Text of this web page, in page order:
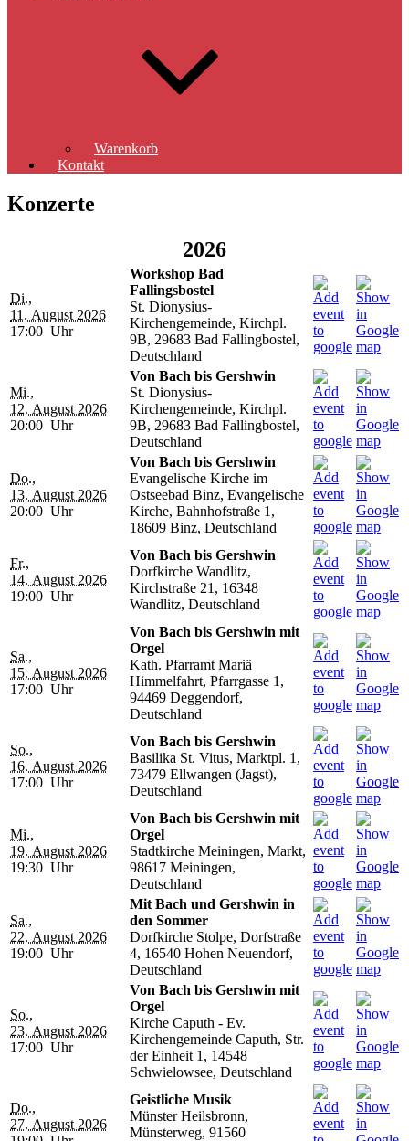
Warenkorb
Kontakt
Konzerte
2026
Di.,
11. August 2026
17:00 Uhr
Workshop Bad
Fallingsbostel
St. Dionysius-
Kirchengemeinde, Kirchpl.
9B, 29683 Bad Fallingbostel,
Deutschland
Mi.,
12. August 2026
20:00 Uhr
Von Bach bis Gershwin
St. Dionysius-
Kirchengemeinde, Kirchpl.
9B, 29683 Bad Fallingbostel,
Deutschland
Do.,
13. August 2026
20:00 Uhr
Von Bach bis Gershwin
Evangelische Kirche im
Ostseebad Binz, Evangelische
Kirche, Bahnhofstraße 1,
18609 Binz, Deutschland
Fr.,
14. August 2026
19:00 Uhr
Von Bach bis Gershwin
Dorfkirche Wandlitz,
Kirchstraße 21, 16348
Wandlitz, Deutschland
Sa.,
15. August 2026
17:00 Uhr
Von Bach bis Gershwin mit
Orgel
Kath. Pfarramt Mariä
Himmelfahrt, Pfarrgasse 1,
94469 Deggendorf,
Deutschland
So.,
16. August 2026
17:00 Uhr
Von Bach bis Gershwin
Basilika St. Vitus, Marktpl. 1,
73479 Ellwangen (Jagst),
Deutschland
Mi.,
19. August 2026
19:30 Uhr
Von Bach bis Gershwin mit
Orgel
Stadtkirche Meiningen, Markt,
98617 Meiningen,
Deutschland
Sa.,
22. August 2026
19:00 Uhr
Mit Bach und Gershwin in
den Sommer
Dorfkirche Stolpe, Dorfstraße
4, 16540 Hohen Neuendorf,
Deutschland
So.,
23. August 2026
17:00 Uhr
Von Bach bis Gershwin mit
Orgel
Kirche Caputh - Ev.
Kirchengemeinde Caputh, Str.
der Einheit 1, 14548
Schwielowsee, Deutschland
Do.,
27. August 2026
Geistliche Musik
Münster Heilsbronn,
Münsterweg, 91560